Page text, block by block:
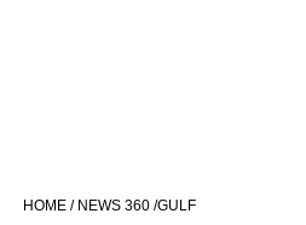
HOME / NEWS 360 /GULF